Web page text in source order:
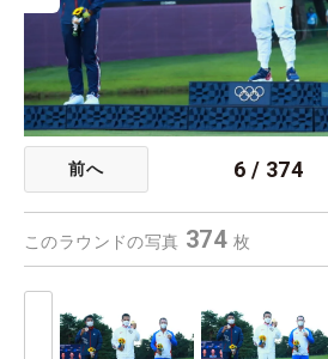
前へ 6 / 374
このラウンドの写真 374 枚